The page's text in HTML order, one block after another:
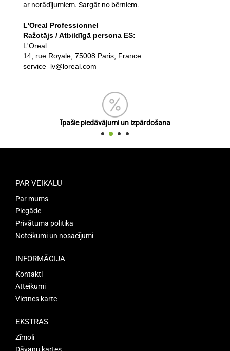
ar norādījumiem. Sargāt no bērniem.
L'Oreal Professionnel
Ražotājs / Atbildīgā persona ES:
L'Oreal
14, rue Royale, 75008 Paris, France
service_lv@loreal.com
Īpašie piedāvājumi un izpārdošana
PAR VEIKALU
Par mums
Piegāde
Privātuma politika
Noteikumi un nosacījumi
INFORMĀCIJA
Kontakti
Atteikumi
Vietnes karte
EKSTRAS
Zīmoli